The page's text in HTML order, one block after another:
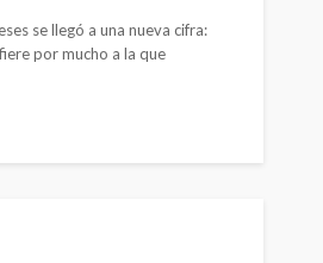
se llegó a una nueva cifra:
por mucho a la que